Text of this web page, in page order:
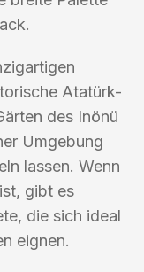
Atatürk-
des Inönü
Umgebung
lassen. Wenn
gibt es
die sich ideal
eignen.